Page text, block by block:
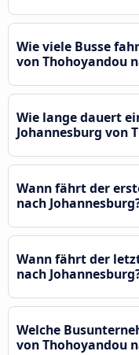
Wie viele Busse
von Thohoyandou
Wie lange dauert
Johannesburg von
Wann fährt der
nach
Wann fährt der
nach
Welche
von Thohoyandou